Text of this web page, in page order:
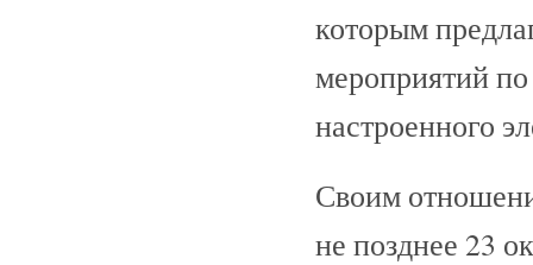
которым
мероприятий
настроенного
Своим
не позднее 23